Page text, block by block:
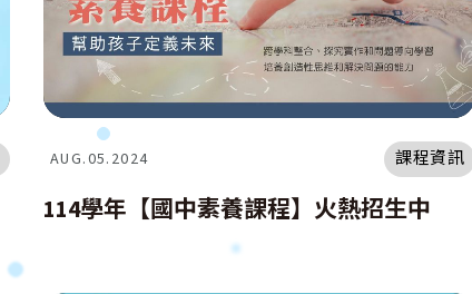
AUG.05.2024 課程資訊
114學年【國中素養課程】火熱招生中